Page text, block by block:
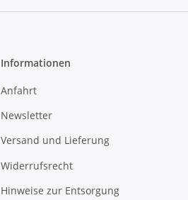
Informationen
Anfahrt
Newsletter
Versand und Lieferung
Widerrufsrecht
Hinweise zur Entsorgung